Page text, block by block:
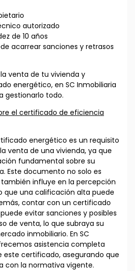
autorizado
de 10 años
acarrear sanciones y retrasos
venta de tu vivienda y
energético, en SC Inmobiliaria
gestionarlo todo.
el certificado de eficiencia
energético es un requisito
venta de una vivienda, ya que
fundamental sobre su
Este documento no solo es
influye en la percepción
que una calificación alta puede
contar con un certificado
evitar sanciones y posibles
de venta, lo que subraya su
inmobiliario. En SC
asistencia completa
este certificado, asegurando que
con la normativa vigente.